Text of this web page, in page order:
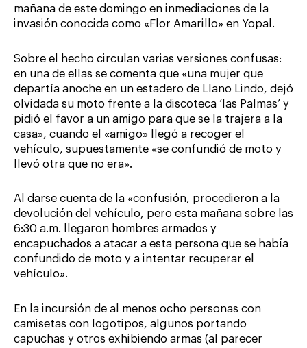
mañana de este domingo en inmediaciones de la
invasión conocida como «Flor Amarillo» en Yopal.
Sobre el hecho circulan varias versiones confusas:
en una de ellas se comenta que «una mujer que
departía anoche en un estadero de Llano Lindo, dejó
olvidada su moto frente a la discoteca ‘las Palmas’ y
pidió el favor a un amigo para que se la trajera a la
casa», cuando el «amigo» llegó a recoger el
vehículo, supuestamente «se confundió de moto y
llevó otra que no era».
Al darse cuenta de la «confusión, procedieron a la
devolución del vehículo, pero esta mañana sobre las
6:30 a.m. llegaron hombres armados y
encapuchados a atacar a esta persona que se había
confundido de moto y a intentar recuperar el
vehículo».
En la incursión de al menos ocho personas con
camisetas con logotipos, algunos portando
capuchas y otros exhibiendo armas (al parecer